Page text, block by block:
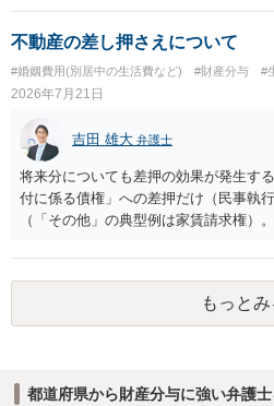
えられます。弁護士へ依頼しているの
談してください。
不動産の差し押さえについて
#婚姻費用(別居中の生活費など) #財産分与 #
2026年7月21日
吉田 雄大 弁護士
将来分についても差押の効果が発生す
付に係る債権」への差押だけ（民事執
（「その他」の典型例は家賃請求権）
のみが配当の対象です。
もっとみ
都道府県から財産分与に強い弁護